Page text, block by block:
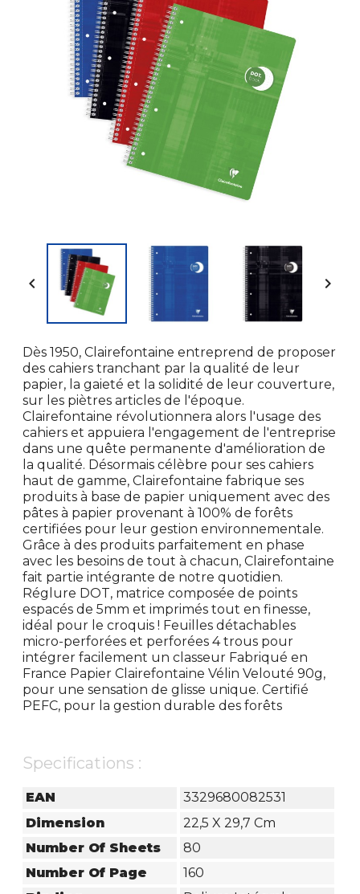
 
Dès 1950, Clairefontaine entreprend de proposer
des cahiers tranchant par la qualité de leur
papier, la gaieté et la solidité de leur couverture,
sur les piètres articles de l'époque.
Clairefontaine révolutionnera alors l'usage des
cahiers et appuiera l'engagement de l'entreprise
dans une quête permanente d'amélioration de
la qualité. Désormais célèbre pour ses cahiers
haut de gamme, Clairefontaine fabrique ses
produits à base de papier uniquement avec des
pâtes à papier provenant à 100% de forêts
certifiées pour leur gestion environnementale.
Grâce à des produits parfaitement en phase
avec les besoins de tout à chacun, Clairefontaine
fait partie intégrante de notre quotidien.
Réglure DOT, matrice composée de points
espacés de 5mm et imprimés tout en finesse,
idéal pour le croquis ! Feuilles détachables
micro-perforées et perforées 4 trous pour
intégrer facilement un classeur Fabriqué en
France Papier Clairefontaine Vélin Velouté 90g,
pour une sensation de glisse unique. Certifié
PEFC, pour la gestion durable des forêts
Specifications :
EAN
3329680082531
Dimension
22,5 X 29,7 Cm
Number Of Sheets
80
Number Of Page
160